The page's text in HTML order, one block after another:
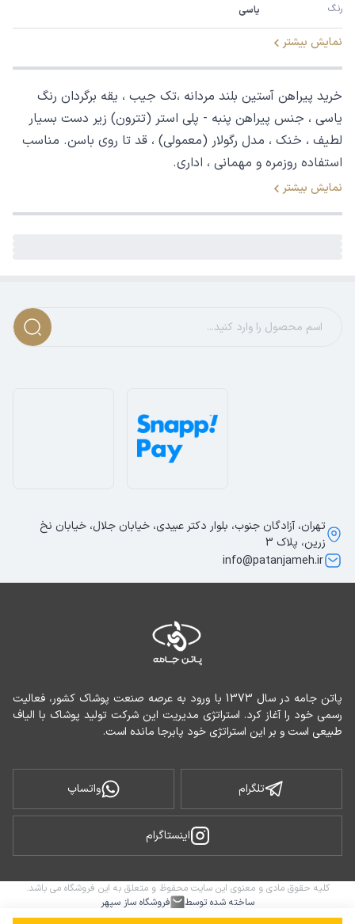
رنگ یاسی
نمایش بیشتر
خرید پیراهن آستین بلند مردانه ،تک جیب ، یقه برگردان رنگ
یاسی ، جنس پیراهن پنبه - پلی استر (تترون) زیر دست بسیار
لطیف ، خنک ، مدل رگولار (معمولی) ، قد تا روی باسن. مناسب
استفاده روزمره و مهمانی ، اداری.
نمایش بیشتر
طبیعی است و بر این استراتژی خود پابرجا مانده است.
تلگرام واتساپ
اینستاگرام
تهران، آزادگان جنوب، بلوار دکتر عبیدی، خیابان جلال، خیابان نخ
زرین، پلاک 3
info@patanjameh.ir
کلیه حقوق مادی و معنوی این سایت محفوظ و متعلق به این فروشگاه می باشد.
ساخته شده توسط
فروشگاه ساز سپهر